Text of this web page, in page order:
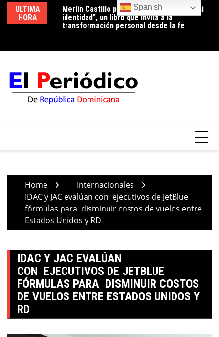
Skip
content
ULTIMA
HORA
Merlin Castillo presenta “Descubriendo mi
identidad”, un libro que invita a la
transformación personal desde la fe
Periodista Vicente Méndez pide la renuncia
del alcalde de Santo Domingo Oeste,
Francisco Peña, por deplorable situación de
Home
Internacionales
IDAC y JAC evalúan con ejecutivos de JetBlue
fórmulas para disminuir costos de vuelos entre
Estados Unidos y RD
IDAC Y JAC EVALÚAN
CON EJECUTIVOS DE JETBLUE
FÓRMULAS PARA DISMINUIR COSTOS
DE VUELOS ENTRE ESTADOS UNIDOS Y
RD
Spanish